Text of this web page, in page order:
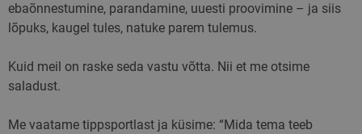
ebaõnnestumine, parandamine, uuesti proovimine – ja siis
lõpuks, kaugel tules, natuke parem tulemus.
Kuid meil on raske seda vastu võtta. Nii et me otsime
saladust.
Me vaatame tippsportlast ja küsime: “Mida tema teeb